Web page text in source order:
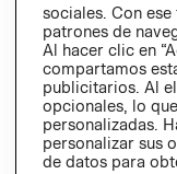
sociales. Con
patrones de
Al hacer clic en
compartamos
publicitarios. Al
opcionales, lo
personalizadas.
personalizar sus
de datos para